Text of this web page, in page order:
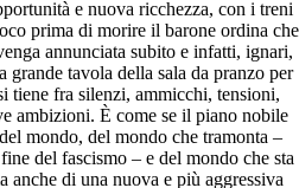
e nuova ricchezza, con i treni
prima di morire il barone ordina che
annunciata subito e infatti, ignari,
tavola della sala da pranzo per
tiene fra silenzi, ammicchi, tensioni,
ambizioni. È come se il piano nobile
mondo, del mondo che tramonta –
del fascismo – e del mondo che sta
anche di una nuova e più aggressiva